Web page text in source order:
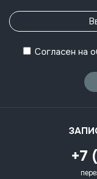
Согласен на
+7